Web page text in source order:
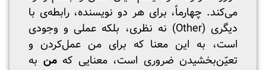
می‌کند. چهارماً، برای هر دو نویسنده، رابطه‌ی با
دیگری (Other) نه نظری، بلکه عملی و وجودی
است، به این معنا که برای من عمل‌کردن و
تعیّن‌بخشیدن ضروری است، معنایی کهمن به